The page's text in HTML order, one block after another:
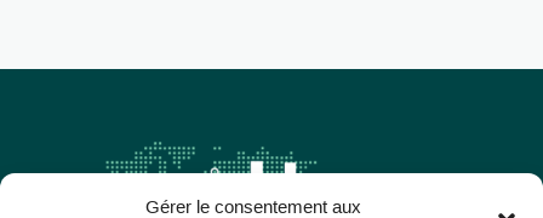
Gérer le consentement aux